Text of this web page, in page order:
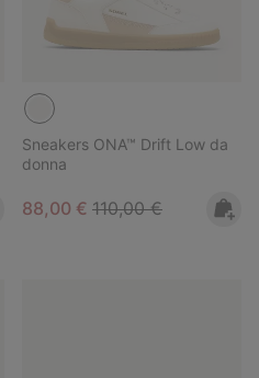
Sneakers ONA™ Drift Low da
donna
Sale price:
88,00 € Regular price:
110,00 €